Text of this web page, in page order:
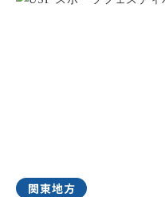
関東地方